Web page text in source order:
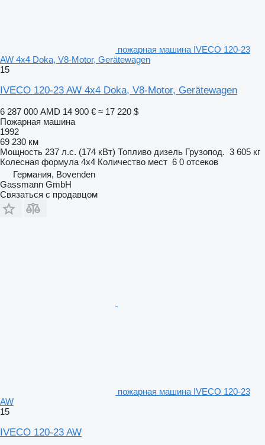
пожарная машина IVECO 120-23
AW 4x4 Doka, V8-Motor, Gerätewagen
15
IVECO 120-23 AW 4x4 Doka, V8-Motor, Gerätewagen
6 287 000 AMD 14 900 € ≈ 17 220 $
Пожарная машина
1992
69 230 км
Мощность 237 л.с. (174 кВт) Топливо дизель Грузопод. 3 605 кг
Колесная формула 4x4 Количество мест 6 0 отсеков
Германия, Bovenden
Gassmann GmbH
Связаться с продавцом
пожарная машина IVECO 120-23
AW
15
IVECO 120-23 AW